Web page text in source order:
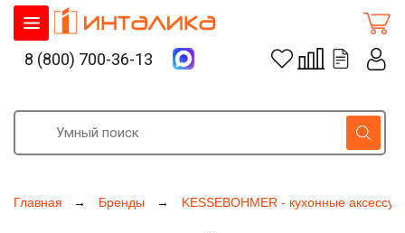
Главная Бренды KESSEBOHMER - кухонные
8 (800) 700-36-13